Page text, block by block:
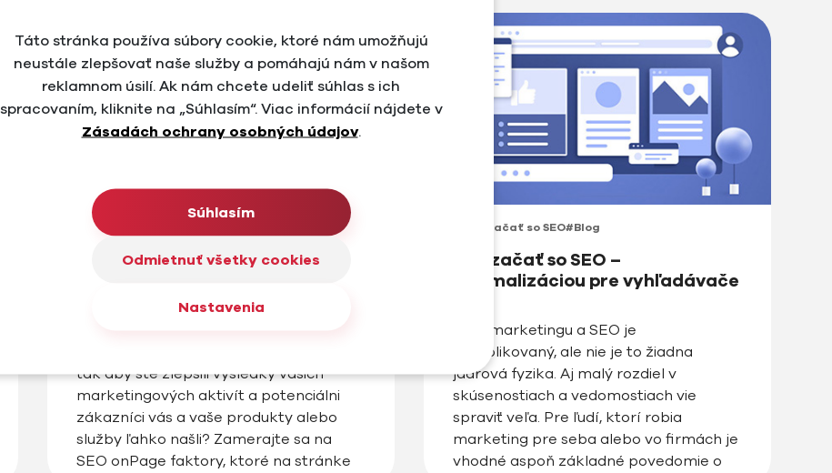
marketing zefektívni aj AI E-commerce
sektor na Slovensku je stále vo […]
#Ako začať so SEO
Optimalizácia pre vyhľadávače
tak aby ste zlepšili výsledky vašich
marketingových aktivít a potenciálni
zákazníci vás a vaše produkty alebo
služby ľahko našli? Zamerajte sa na
SEO onPage faktory, ktoré na stránke
#Ako začať so SEO#Blog
Ako začať so SEO –
optimalizáciou pre vyhľadávače
Svet marketingu a SEO je
komplikovaný, ale nie je to žiadna
jadrová fyzika. Aj malý rozdiel v
skúsenostiach a vedomostiach vie
spraviť veľa. Pre ľudí, ktorí robia
marketing pre seba alebo vo firmách je
vhodné aspoň základné povedomie o
Táto stránka používa súbory cookie, ktoré nám umožňujú
neustále zlepšovať naše služby a pomáhajú nám v našom
reklamnom úsilí. Ak nám chcete udeliť súhlas s ich
spracovaním, kliknite na „Súhlasím“. Viac informácií nájdete v
Zásadách ochrany osobných údajov.
Súhlasím
Odmietnuť všetky cookies
Nastavenia